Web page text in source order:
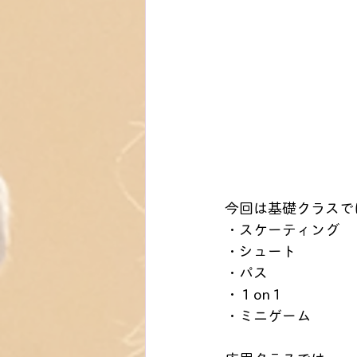
今回は基礎クラスで
・スケーティング
・シュート
・パス
・１on１
・ミニゲーム